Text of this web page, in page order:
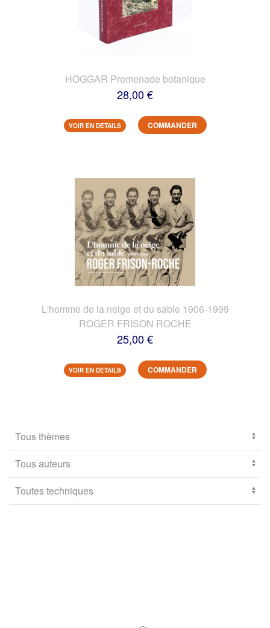
HOGGAR Promenade botanique
28,00 €
VOIR EN DETAILS COMMANDER
L'homme de la neige et du sable 1906-1999
ROGER FRISON ROCHE
25,00 €
VOIR EN DETAILS COMMANDER